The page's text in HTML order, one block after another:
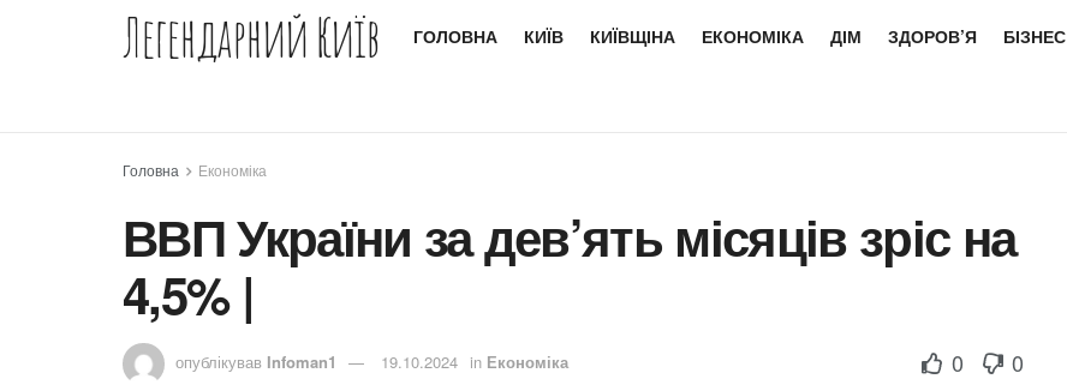
Легендарний Київ ГОЛОВНА КИЇВ КИЇВЩІНА ЕКОНОМІКА ДІМ ЗДОРОВ’Я БІЗНЕС
Головна Економіка
ВВП України за дев’ять місяців зріс на
4,5% |
опублікував Infoman1 19.10.2024 in Економіка 0 0